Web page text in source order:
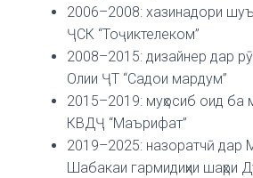
2006–2008: хазинадори
ҶСК “Тоҷиктелеком”
2008–2015: дизайнер дар
Олии ҶТ “Садои мардум”
2015–2019: муҳосиб оид ба
КВДҶ “Маърифат”
2019–2025: назоратчӣ дар
Шабакаи гармидиҳии шаҳри